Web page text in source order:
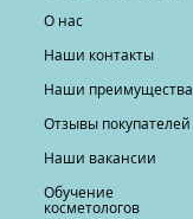
О нас
Наши контакты
Наши преимущества
Отзывы покупателей
Наши вакансии
Обучение
косметологов